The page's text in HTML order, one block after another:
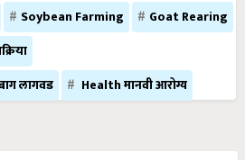
Soybean Farming
Goat Rearing
लागवड
Health मानवी आरोग्य